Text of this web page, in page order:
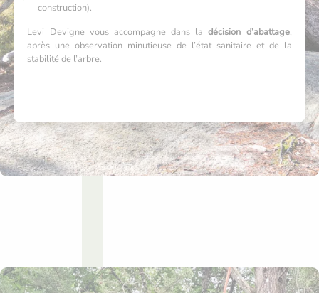
construction).
Levi Devigne vous accompagne dans ladécision d’abattage,
après une observation minutieuse de l’état sanitaire et de la
stabilité de l’arbre.